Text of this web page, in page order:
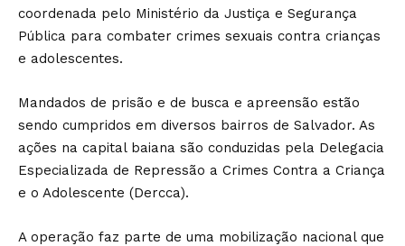
coordenada pelo Ministério da Justiça e Segurança
Pública para combater crimes sexuais contra crianças
e adolescentes.
Mandados de prisão e de busca e apreensão estão
sendo cumpridos em diversos bairros de Salvador. As
ações na capital baiana são conduzidas pela Delegacia
Especializada de Repressão a Crimes Contra a Criança
e o Adolescente (Dercca).
A operação faz parte de uma mobilização nacional que